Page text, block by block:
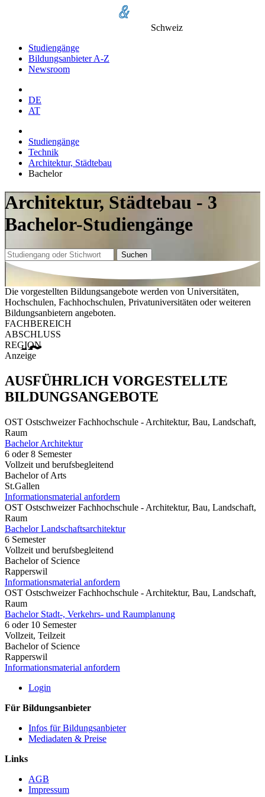
Schweiz
Studiengänge
Bildungsanbieter A-Z
Newsroom
DE
AT
Studiengänge
Technik
Architektur, Städtebau
Bachelor
Architektur, Städtebau - 3
Bachelor-Studiengänge
Suchen
Die vorgestellten Bildungsangebote werden von Universitäten,
Hochschulen, Fachhochschulen, Privatuniversitäten oder weiteren
Bildungsanbietern angeboten.
FACHBEREICH
ABSCHLUSS
REGION
Anzeige
AUSFÜHRLICH VORGESTELLTE
BILDUNGSANGEBOTE
OST Ostschweizer Fachhochschule - Architektur, Bau, Landschaft,
Raum
Bachelor Architektur
6 oder 8 Semester
Vollzeit und berufsbegleitend
Bachelor of Arts
St.Gallen
Informationsmaterial anfordern
OST Ostschweizer Fachhochschule - Architektur, Bau, Landschaft,
Raum
Bachelor Landschaftsarchitektur
6 Semester
Vollzeit und berufsbegleitend
Bachelor of Science
Rapperswil
Informationsmaterial anfordern
OST Ostschweizer Fachhochschule - Architektur, Bau, Landschaft,
Raum
Bachelor Stadt-, Verkehrs- und Raumplanung
6 oder 10 Semester
Vollzeit, Teilzeit
Bachelor of Science
Rapperswil
Informationsmaterial anfordern
Login
Für Bildungsanbieter
Infos für Bildungsanbieter
Mediadaten & Preise
Links
AGB
Impressum